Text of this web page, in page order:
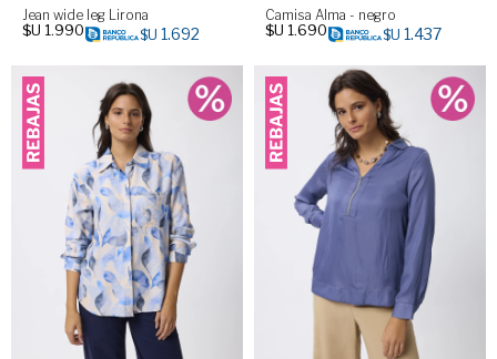
Jean wide leg Lirona
$U 1.990 $U 1.692
Camisa Alma - negro
$U 1.690 $U 1.437